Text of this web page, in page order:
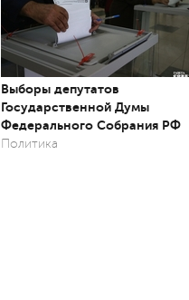
Выборы депутатов
Государственной Думы
Федерального Собрания РФ
Политика